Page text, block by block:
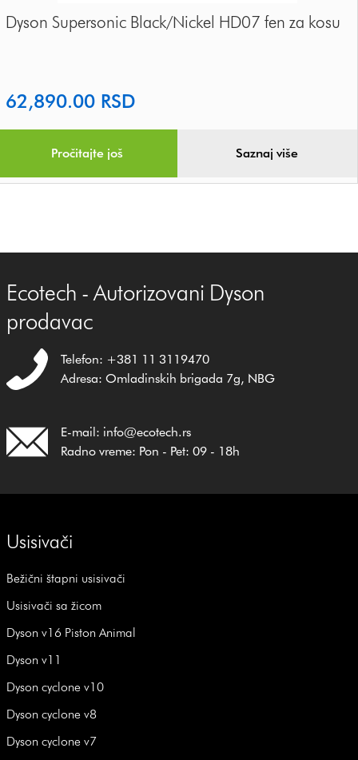
Dyson Supersonic Black/Nickel HD07 fen za kosu
62,890.00 RSD
Pročitajte još Saznaj više
Ecotech - Autorizovani Dyson
prodavac
Telefon: +381 11 3119470
Adresa: Omladinskih brigada 7g, NBG
E-mail: info@ecotech.rs
Radno vreme: Pon - Pet: 09 - 18h
Usisivači
Bežični štapni usisivači
Usisivači sa žicom
Dyson v16 Piston Animal
Dyson v11
Dyson cyclone v10
Dyson cyclone v8
Dyson cyclone v7